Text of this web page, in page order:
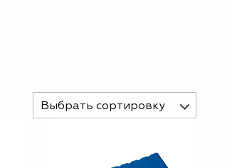
Выбрать сортировку